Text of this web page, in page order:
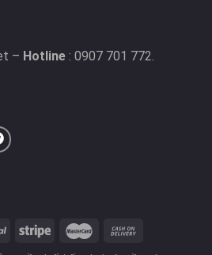
– Hotline : 0907 701 772.